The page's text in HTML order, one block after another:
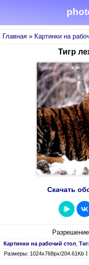
Главная » Картинки на
Тигр
Скачать
Картинки на рабочий стол
Размеры: 1024х768px/204.61Kb